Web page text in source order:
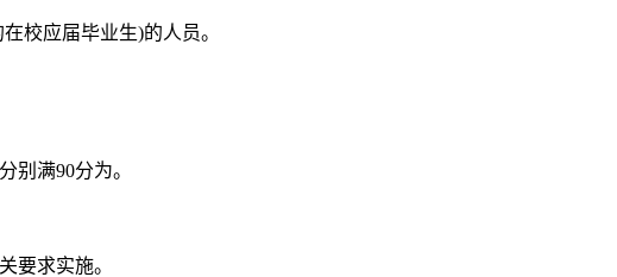
校应届毕业生)的人员。
别满90分为。
要求实施。